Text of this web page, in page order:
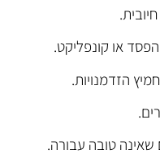
או קונפליקט.
הזדמנויות.
טובה עבורה.